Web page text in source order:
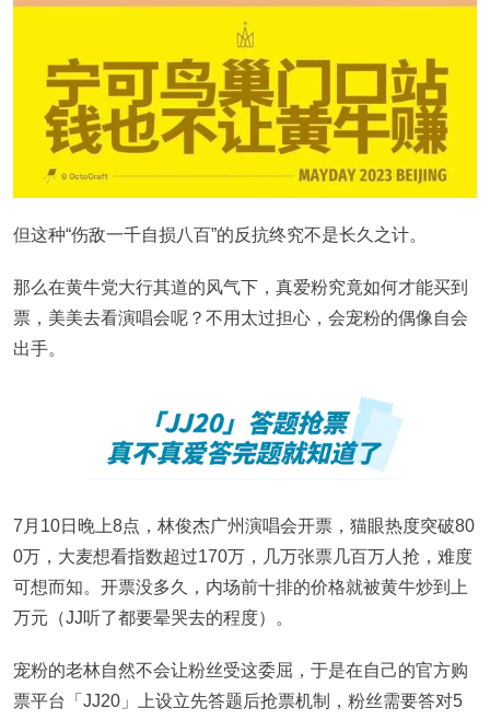
但这种“伤敌一千自损八百”的反抗终究不是长久之计。
那么在黄牛党大行其道的风气下，真爱粉究竟如何才能买到
票，美美去看演唱会呢？不用太过担心，会宠粉的偶像自会
出手。
7月10日晚上8点，林俊杰广州演唱会开票，猫眼热度突破80
0万，大麦想看指数超过170万，几万张票几百万人抢，难度
可想而知。开票没多久，内场前十排的价格就被黄牛炒到上
万元（JJ听了都要晕哭去的程度）。
宠粉的老林自然不会让粉丝受这委屈，于是在自己的官方购
票平台「JJ20」上设立先答题后抢票机制，粉丝需要答对5